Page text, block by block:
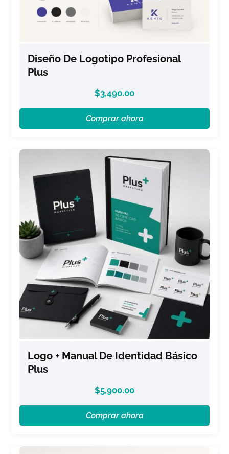
Diseño De Logotipo Profesional
Plus
$3,490.00
Comprar ahora
Logo + Manual De Identidad Básico
Plus
$5,900.00
Comprar ahora